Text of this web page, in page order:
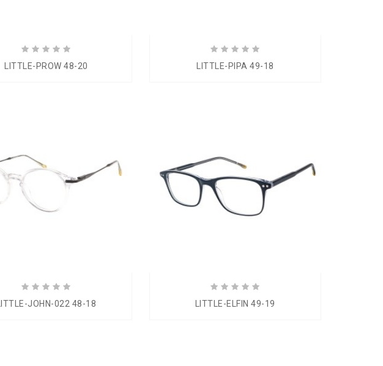
LITTLE-PROW 48-20 LITTLE-PIPA 49-18
LITTLE-JOHN-022 48-18 LITTLE-ELFIN 49-19